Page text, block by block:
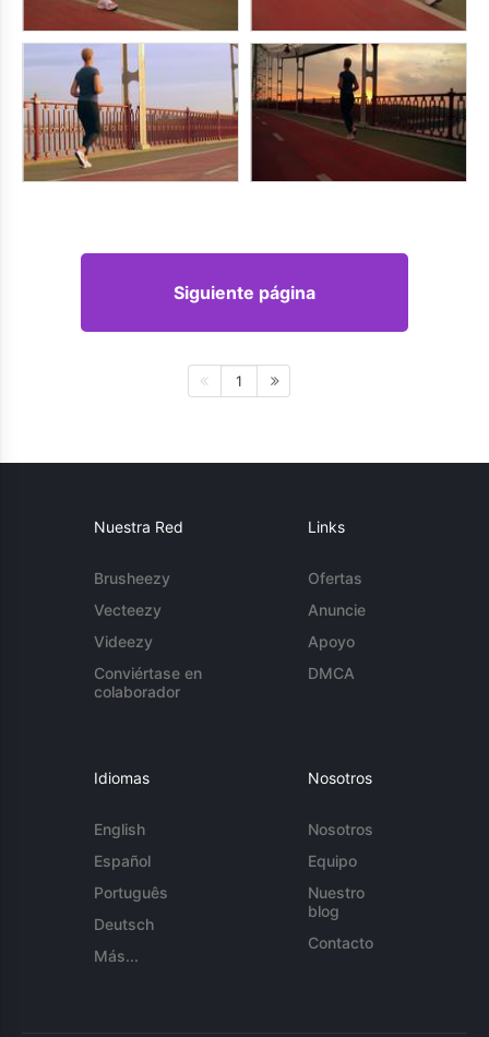
Siguiente página
1
Nuestra Red
Brusheezy
Vecteezy
Videezy
Conviértase en
colaborador
Links
Ofertas
Anuncie
Apoyo
DMCA
Idiomas
English
Español
Português
Deutsch
Más...
Nosotros
Nosotros
Equipo
Nuestro
blog
Contacto